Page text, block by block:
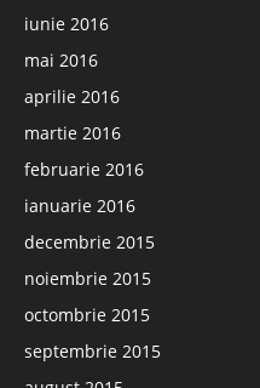
iunie 2016
mai 2016
aprilie 2016
martie 2016
februarie 2016
ianuarie 2016
decembrie 2015
noiembrie 2015
octombrie 2015
septembrie 2015